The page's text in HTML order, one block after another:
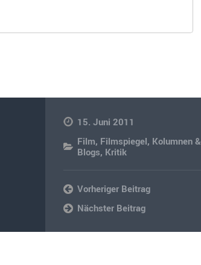
15. Juni 2011
Film, Filmspiegel, Kolumnen &
Blogs, Kritik
Vorheriger Beitrag
Nächster Beitrag